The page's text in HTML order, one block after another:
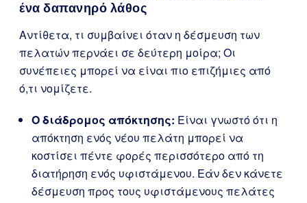
ένα δαπανηρό λάθος
Αντίθετα, τι συμβαίνει όταν η δέσμευση των
πελατών περνάει σε δεύτερη μοίρα; Οι
συνέπειες μπορεί να είναι πιο επιζήμιες από
ό,τι νομίζετε.
Ο διάδρομος απόκτησης: Είναι γνωστό ότι η
απόκτηση ενός νέου πελάτη μπορεί να
κοστίσει πέντε φορές περισσότερο από τη
διατήρηση ενός υφιστάμενου. Εάν δεν κάνετε
δέσμευση προς τους υφιστάμενους πελάτες